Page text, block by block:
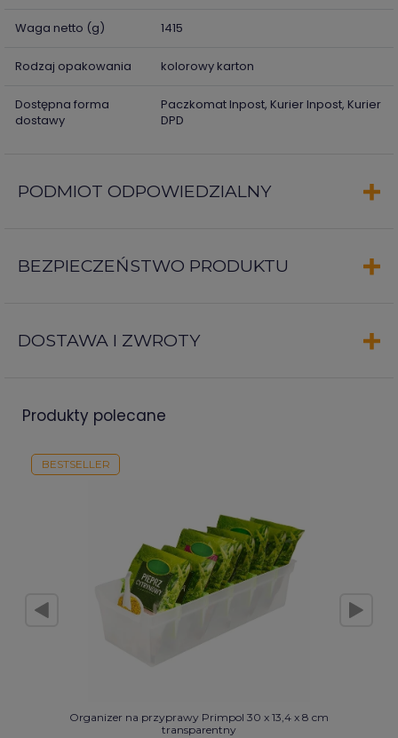
Waga netto (g) 1415
Rodzaj opakowania kolorowy karton
Dostępna forma
dostawy
Paczkomat Inpost, Kurier Inpost, Kurier
DPD
PODMIOT ODPOWIEDZIALNY
BEZPIECZEŃSTWO PRODUKTU
DOSTAWA I ZWROTY
produkty polecane
BESTSELLER
Organizer na przyprawy Primpol 30 x 13,4 x 8 cm
transparentny